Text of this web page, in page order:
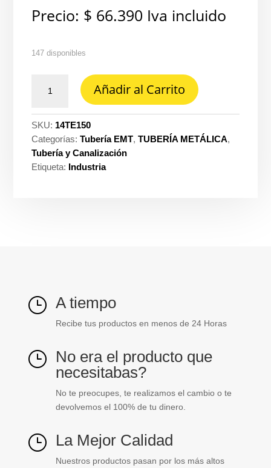
Precio: $ 66.390 Iva incluido
147 disponibles
EMT
1.1/2''
x
3M
cantidad
Añadir al Carrito
SKU: 14TE150
Categorías:Tubería EMT,TUBERÍA METÁLICA,
Tubería y Canalización
Etiqueta: Industria
} A tiempo
Recibe tus productos en menos de 24 Horas
} No era el producto que
necesitabas?
No te preocupes, te realizamos el cambio o te
devolvemos el 100% de tu dinero.
} La Mejor Calidad
Nuestros productos pasan por los más altos